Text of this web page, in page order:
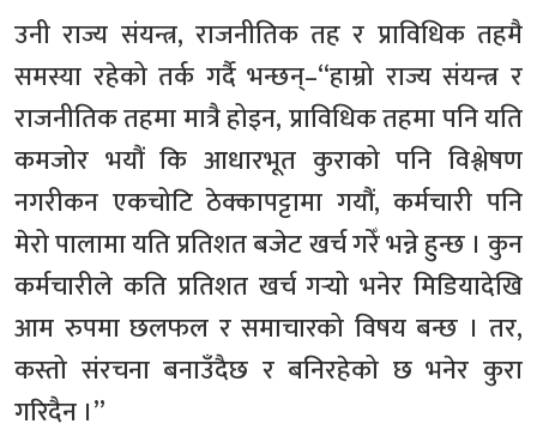
उनी राज्य संयन्त्र, राजनीतिक तह र प्राविधिक तहमै
समस्या रहेको तर्क गर्दै भन्छन्‌–“हाम्रो राज्य संयन्त्र र
राजनीतिक तहमा मात्रै होइन, प्राविधिक तहमा पनि यति
कमजोर भयौं कि आधारभूत कुराको पनि विश्लेषण
नगरीकन एकचोटि ठेक्कापट्टामा गयौं, कर्मचारी पनि
मेरो पालामा यति प्रतिशत बजेट खर्च गरेँ भन्ने हुन्छ । कुन
कर्मचारीले कति प्रतिशत खर्च गर्‍यो भनेर मिडियादेखि
आम रुपमा छलफल र समाचारको विषय बन्छ । तर,
कस्तो संरचना बनाउँदैछ र बनिरहेको छ भनेर कुरा
गरिदैन ।”